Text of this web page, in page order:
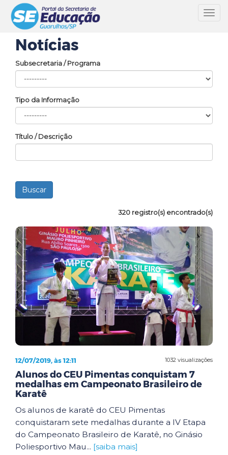
Notícias
Subsecretaria / Programa
Tipo da Informação
Título / Descrição
320 registro(s) encontrado(s)
1032 visualizações
12/07/2019, às 12:11
Alunos do CEU Pimentas conquistam 7
medalhas em Campeonato Brasileiro de
Karatê
Os alunos de karatê do CEU Pimentas
conquistaram sete medalhas durante a IV Etapa
do Campeonato Brasileiro de Karatê, no Ginásio
Poliesportivo Mau... [saiba mais]